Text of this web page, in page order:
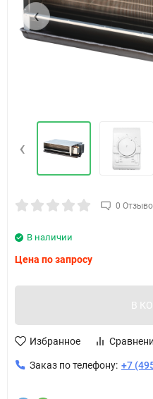
‹
‹
0
В наличии
Цена по запросу
В
Избранное
Заказ по телефону: +7